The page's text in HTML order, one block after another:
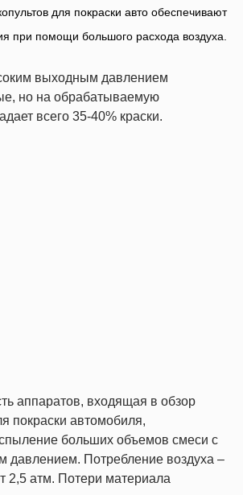
для покраски авто обеспечивают
при помощи большого расхода воздуха.
выходным давлением
но на обрабатываемую
всего 35-40% краски.
аппаратов, входящая в обзор
покраски автомобиля,
больших объемов смеси с
давлением. Потребление воздуха –
2,5 атм. Потери материала